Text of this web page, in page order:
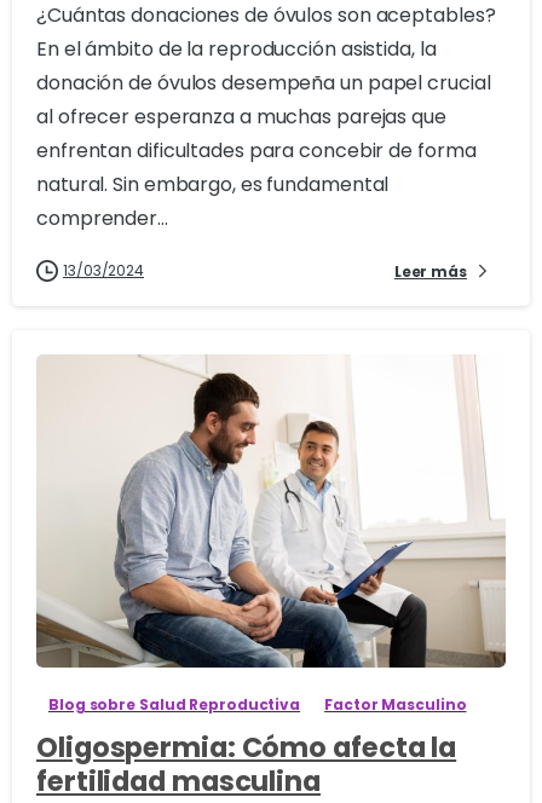
¿Cuántas donaciones de óvulos son aceptables?
En el ámbito de la reproducción asistida, la
donación de óvulos desempeña un papel crucial
al ofrecer esperanza a muchas parejas que
enfrentan dificultades para concebir de forma
natural. Sin embargo, es fundamental
comprender...
13/03/2024 Leer más
Blog sobre Salud Reproductiva Factor Masculino
Oligospermia: Cómo afecta la
fertilidad masculina